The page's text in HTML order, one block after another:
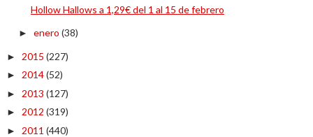
Hollow Hallows a 1,29€ del 1 al 15 de febrero
► enero (38)
► 2015 (227)
► 2014(52)
► 2013 (127)
► 2012 (319)
► 2011 (440)